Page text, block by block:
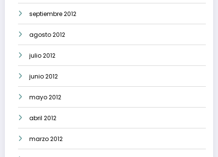
septiembre 2012
agosto 2012
julio 2012
junio 2012
mayo 2012
abril 2012
marzo 2012